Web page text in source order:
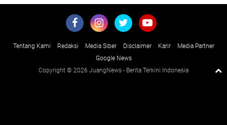
Tentang Kami Redaksi Media Siber Disclaimer Karir
Media Partner
Google News
Copyright © 2026 JuangNews - Berita Terkini Indonesia